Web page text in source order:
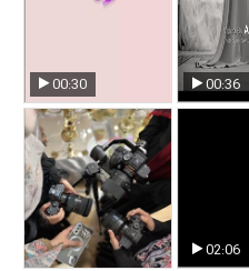
00:36
00:30
02:06
عکس عروس رشت